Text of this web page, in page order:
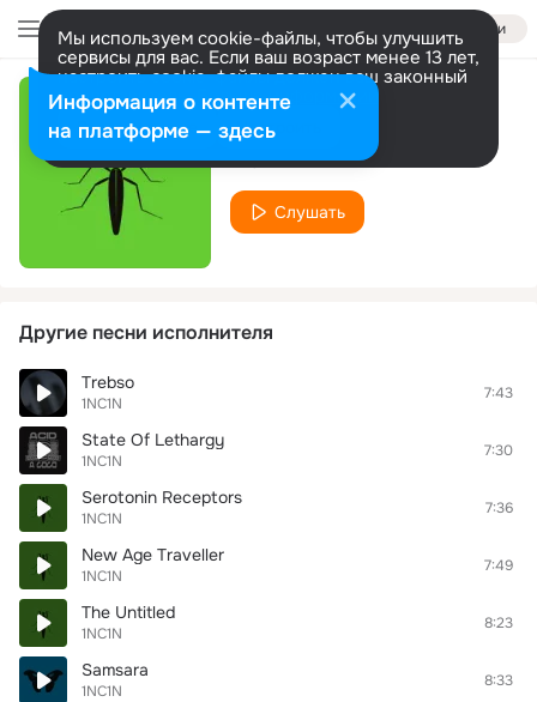
Войти
Мы используем cookie-файлы, чтобы улучшить
сервисы для вас. Если ваш возраст менее 13 лет,
настроить cookie-файлы должен ваш законный
представитель. Больше информации
Разрешить все Настроить
Telzakin
1NC1N
Слушать
Другие песни исполнителя
Trebso
1NC1N
7:43
State Of Lethargy
1NC1N
7:30
Serotonin Receptors
1NC1N
7:36
New Age Traveller
1NC1N
7:49
The Untitled
1NC1N
8:23
Samsara
1NC1N
8:33
Информация о контенте
на платформе — здесь